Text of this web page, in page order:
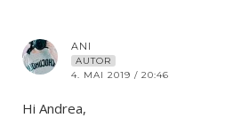
ANI
AUTOR
4. MAI 2019 / 20:46
Hi Andrea,